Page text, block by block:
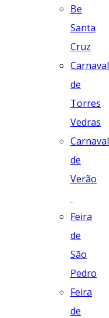
Be
Santa
Cruz
Carnaval
de
Torres
Vedras
Carnaval
de
Verão
Feira
de
São
Pedro
Feira
de